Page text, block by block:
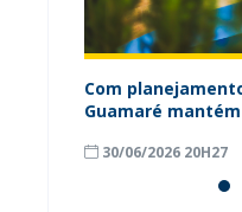
Com
Guamaré
30/06/2026 20H27